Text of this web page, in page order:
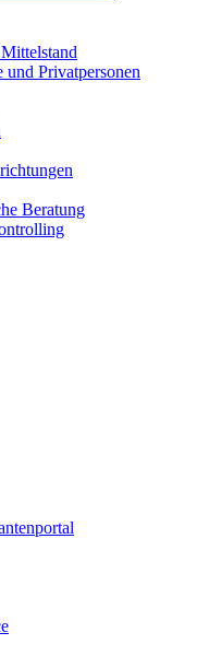
Mittelstand
und Privatpersonen
Beratung